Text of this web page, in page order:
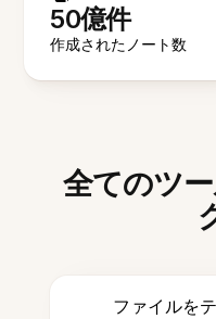
50億件
作成されたノート数
全てのツ
ファイルを